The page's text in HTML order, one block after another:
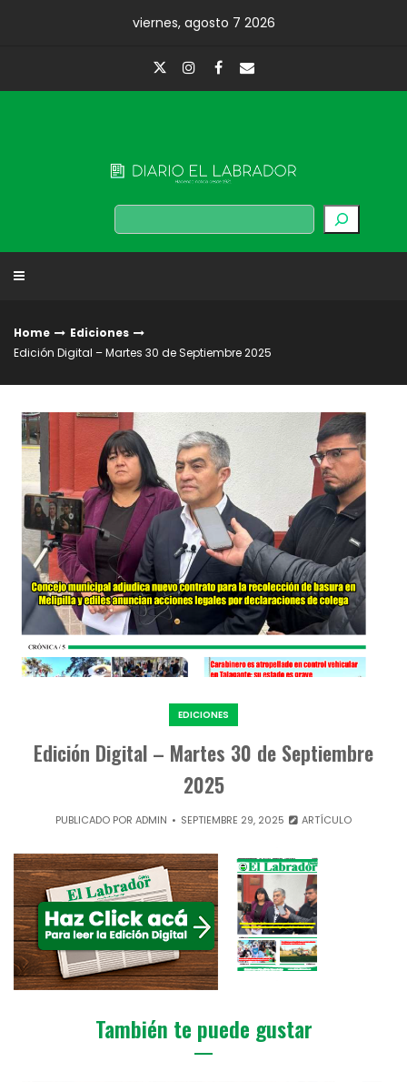
viernes, agosto 7 2026
Buscar
Home
Ediciones
Edición Digital – Martes 30 de Septiembre 2025
EDICIONES
Edición Digital – Martes 30 de Septiembre
2025
PUBLICADO POR ADMIN SEPTIEMBRE 29, 2025 ARTÍCULO
También te puede gustar